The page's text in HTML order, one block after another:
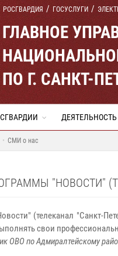
РОСГВАРДИЯ ГОСУСЛУГИ
ГЛАВНОЕ
ПО Г. САНКТ-
ДЕЯТЕЛЬНОСТЬ
СМИ о нас
"НОВОСТИ"
(телеканал "Санкт-
свои
ОВО по Адмиралтейскому